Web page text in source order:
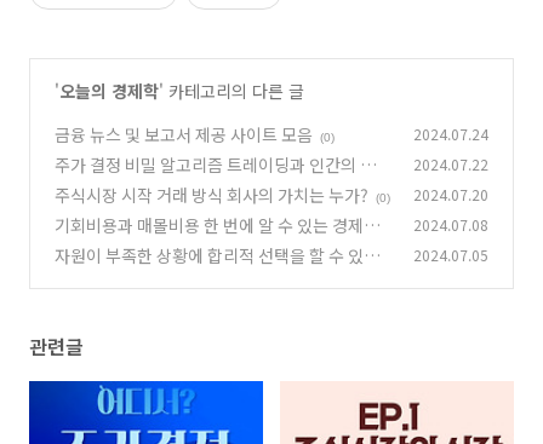
'오늘의 경제학' 카테고리의 다른 글
금융 뉴스 및 보고서 제공 사이트 모음
(0) 2024.07.24
주가 결정 비밀 알고리즘 트레이딩과 인간의 상호
작용에 필요한 4가지 요소
(0)
2024.07.22
주식시장 시작 거래 방식 회사의 가치는 누가? (0) 2024.07.20
기회비용과 매몰비용 한 번에 알 수 있는 경제Q알
자 (0)
2024.07.08
자원이 부족한 상황에 합리적 선택을 할 수 있다.
2024.07.05
관련글